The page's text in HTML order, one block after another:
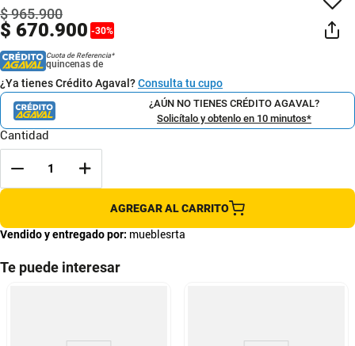
$ 670.900 -30%
$965.900
Cuota de Referencia*
quincenas de
¿Ya tienes Crédito Agaval?Consulta tu cupo
¿AÚN NO TIENES CRÉDITO AGAVAL?
Solicítalo y obtenlo en 10 minutos*
Cantidad
AGREGAR AL CARRITO
Vendido y entregado por: mueblesrta
Te puede interesar